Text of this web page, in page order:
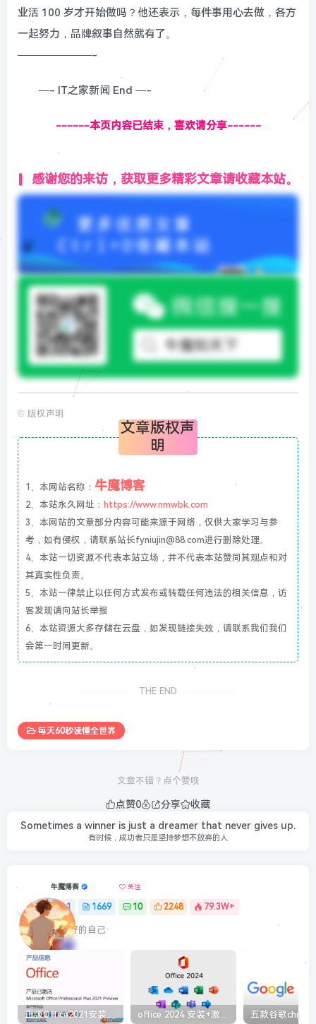
业活 100 岁才开始做吗？他还表示，每件事用心去做，各方
一起努力，品牌叙事自然就有了。
———————-
—- IT之家新闻 End —-
------本页内容已结束，喜欢请分享------
感谢您的来访，获取更多精彩文章请收藏本站。
© 版权声明
文章版权声
明
1、本网站名称： 牛魔博客
2、本站永久网址： https://www.nmwbk.com
3、本网站的文章部分内容可能来源于网络，仅供大家学习与参
考，如有侵权，请联系站长fyniujin@88.com进行删除处理。
4、本站一切资源不代表本站立场，并不代表本站赞同其观点和对
其真实性负责。
5、本站一律禁止以任何方式发布或转载任何违法的相关信息，访
客发现请向站长举报
6、本站资源大多存储在云盘，如发现链接失效，请联系我们我们
会第一时间更新。
THE END
每天60秒读懂全世界
文章不错？点个赞呗
点赞0 分享
收藏
Sometimes a winner is just a dreamer that never gives up.
有时候，成功者只是坚持梦想不放弃的人
牛魔博客 关注
1 1669 10 2248 79.3W+
最最好的自己